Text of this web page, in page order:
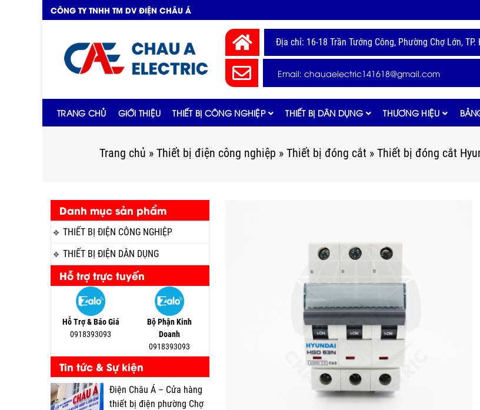
CÔNG TY TNHH TM DV ĐIỆN CHÂU Á
Địa chỉ: 16-18 Trần Tướng Công, Phường Chợ Lớn, TP.
Email: chauaelectric141618@gmail.com
TRANG CHỦ GIỚI THIỆU THIẾT BỊ CÔNG NGHIỆP THIẾT BỊ DÂN DỤNG THƯƠNG HIỆU
Trang chủ » Thiết bị điện công nghiệp » Thiết bị đóng cắt» Thiết bị đóng cắt
Danh mục sản phẩm
THIẾT BỊ ĐIỆN CÔNG NGHIỆP
THIẾT BỊ ĐIỆN DÂN DỤNG
Hỗ trợ trực tuyến
Hỗ Trợ & Báo Giá
0918393093
Bộ Phận Kinh
Doanh
0918393093
Tin tức & Sự kiện
Điện Châu Á – Cửa hàng
thiết bị điện phường Chợ